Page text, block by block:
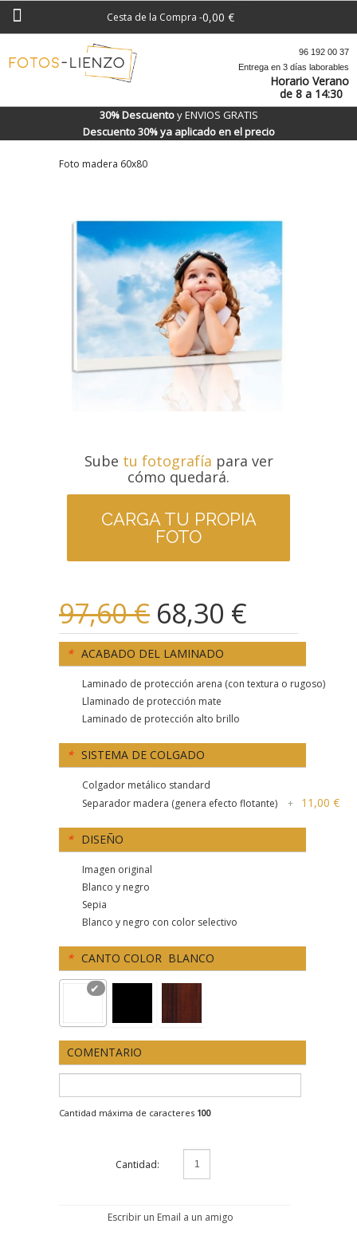
Cesta de la Compra -0,00 €
96 192 00 37
Entrega en 3 días laborables
Horario Verano
de 8 a 14:30
30% Descuentoy ENVIOS GRATIS
Descuento 30% ya aplicado en el precio
Foto madera 60x80
Sube tu fotografía para ver
cómo quedará.
CARGA TU PROPIA
FOTO
97,60 € 68,30 €
* ACABADO DEL LAMINADO
Laminado de protección arena (con textura o rugoso)
Llaminado de protección mate
Laminado de protección alto brillo
* SISTEMA DE COLGADO
Colgador metálico standard
Separador madera (genera efecto flotante)
+ 11,00 €
* DISEÑO
Imagen original
Blanco y negro
Sepia
Blanco y negro con color selectivo
* CANTO COLOR BLANCO
COMENTARIO
Cantidad máxima de caracteres 100
Cantidad:
Escribir un Email a un amigo